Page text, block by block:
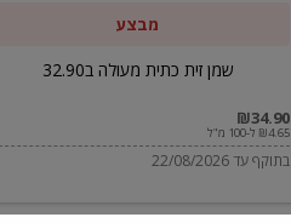
מבצע
שמן זית כתית מעולה ב32.90
₪34.90
₪4.65 ל-100 מ"ל
בתוקף עד 22/08/2026